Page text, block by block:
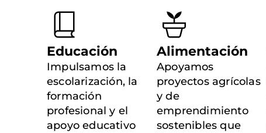
Educación
Impulsamos la
escolarización, la
formación
profesional y el
apoyo educativo
Alimentación
Apoyamos
proyectos agrícolas
y de
emprendimiento
sostenibles que